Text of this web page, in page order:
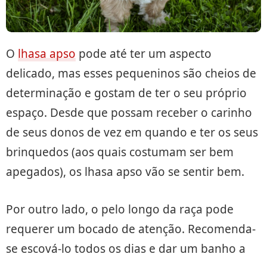
O lhasa apso pode até ter um aspecto
delicado, mas esses pequeninos são cheios de
determinação e gostam de ter o seu próprio
espaço. Desde que possam receber o carinho
de seus donos de vez em quando e ter os seus
brinquedos (aos quais costumam ser bem
apegados), os lhasa apso vão se sentir bem.
Por outro lado, o pelo longo da raça pode
requerer um bocado de atenção. Recomenda-
se escová-lo todos os dias e dar um banho a